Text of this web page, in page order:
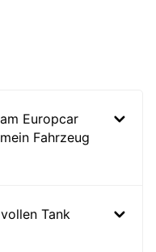
Europcar
Fahrzeug
Tank